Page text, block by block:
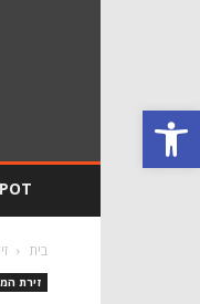
פתח סרגל נגישות
בית
זירת